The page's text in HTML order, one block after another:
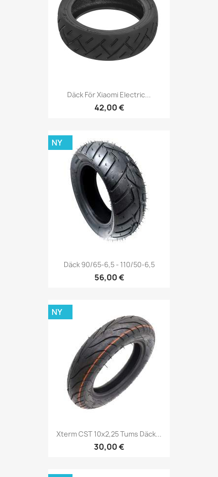
Däck För Xiaomi Electric...
42,00 €
Däck 90/65-6,5 - 110/50-6,5
56,00 €
NY
Xterm CST 10x2,25 Tums Däck...
30,00 €
NY